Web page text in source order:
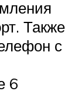
Также
с
6